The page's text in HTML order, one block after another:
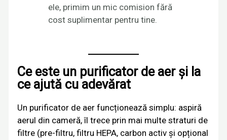
ele, primim un mic comision fără
cost suplimentar pentru tine.
Ce este un purificator de aer și la
ce ajută cu adevărat
Un purificator de aer funcționează simplu: aspiră
aerul din cameră, îl trece prin mai multe straturi de
filtre (pre-filtru, filtru HEPA, carbon activ și opțional